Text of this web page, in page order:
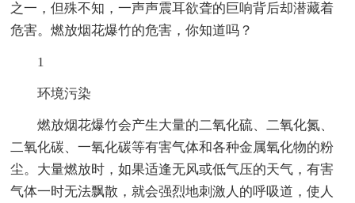
之一，但殊不知，一声声震耳欲聋的巨响背后却潜藏着
危害。燃放烟花爆竹的危害，你知道吗？
1
环境污染
燃放烟花爆竹会产生大量的二氧化硫、二氧化氮、
二氧化碳、一氧化碳等有害气体和各种金属氧化物的粉
尘。大量燃放时，如果适逢无风或低气压的天气，有害
气体一时无法飘散，就会强烈地刺激人的呼吸道，使人